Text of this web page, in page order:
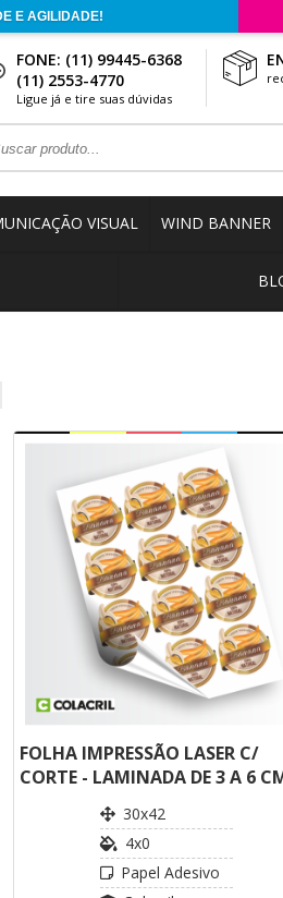
FONE: (11) 99445-6368
(11) 2553-4770
Ligue já e tire suas dúvidas
VISUAL WIND BANNER
FOLHA IMPRESSÃO LASER C/
CORTE - LAMINADA DE 3 A 6
30x42
4x0
Papel Adesivo